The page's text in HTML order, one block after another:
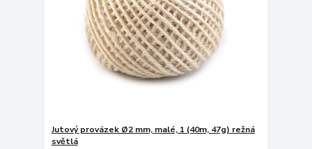
Jutový provázek Ø2 mm, malé, 1 (40m, 47g) režná
světlá